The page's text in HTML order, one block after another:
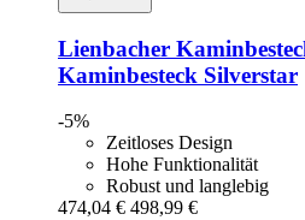
Lienbacher
Kaminbesteck Silverstar
-5%
Zeitloses Design
Hohe Funktionalität
Robust und langlebig
474,04 € 498,99 €